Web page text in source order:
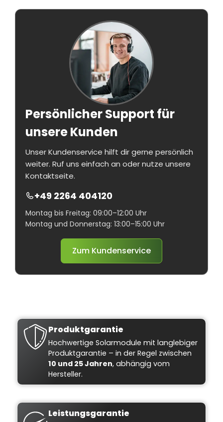
Persönlicher Support für
unsere Kunden
Unser Kundenservice hilft dir gerne persönlich
weiter. Ruf uns einfach an oder nutze unsere
Kontaktseite.
+49 2264 404120
Montag bis Freitag: 09:00–12:00 Uhr
Montag und Donnerstag: 13:00–15:00 Uhr
Zum Kundenservice
Produktgarantie
Hochwertige Solarmodule mit langlebiger
Produktgarantie – in der Regel zwischen
10 und 25 Jahren, abhängig vom
Hersteller.
Leistungsgarantie